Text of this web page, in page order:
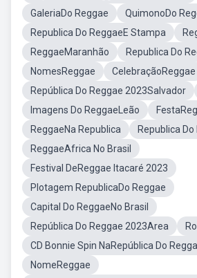
GaleriaDo Reggae
QuimonoDo
Republica Do ReggaeE Stampa
ReggaeMaranhão
Republica Do
NomesReggae
CelebraçãoReggae
República Do Reggae 2023Salvador
Imagens Do ReggaeLeão
ReggaeNa Republica
Republica
ReggaeAfrica No Brasil
Festival DeReggae Itacaré 2023
Plotagem RepublicaDo Reggae
Capital Do ReggaeNo Brasil
República Do Reggae 2023Area
CD Bonnie Spin NaRepública Do
NomeReggae